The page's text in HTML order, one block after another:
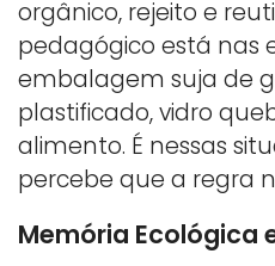
orgânico, rejeito e
pedagógico está nas
embalagem suja de
plastificado, vidro
alimento. É nessas
percebe que a regra
Memória Ecológica